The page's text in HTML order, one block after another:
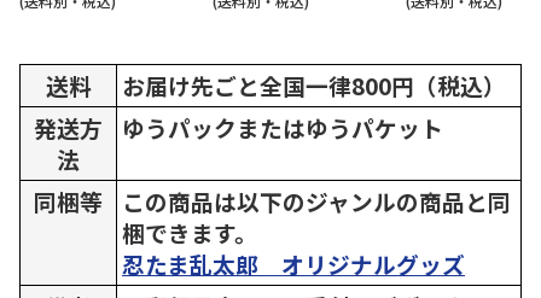
送料
お届け先ごと全国一律800円（税込）
発送方
法
ゆうパックまたはゆうパケット
同梱等
この商品は以下のジャンルの商品と同
梱できます。
忍たま乱太郎 オリジナルグッズ